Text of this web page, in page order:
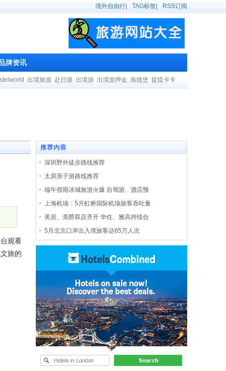
境外自由行 TAG标签 RSS订阅
牌资讯
出境旅游 赴日游 出境游 出境游押金 海德堡 提提卡卡
观看
旅的
推荐内容
深圳野外徒步路线推荐
太原亲子游路线推荐
端午假期冰城旅游火爆 自驾游、酒店预
上海机场：5月虹桥国际机场旅客吞吐量
美居、美爵双店齐开 华住、雅高持续合
5月北京口岸出入境旅客达65万人次